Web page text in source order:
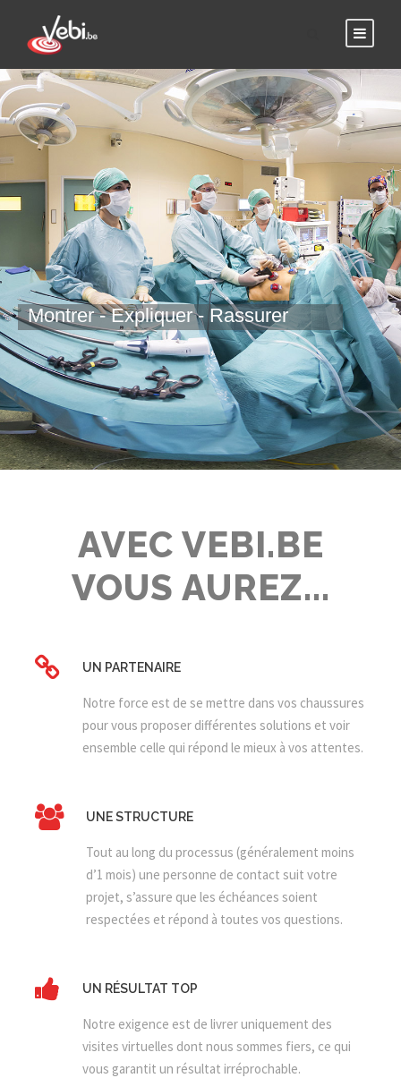
Montrer - Expliquer - Rassurer
AVEC VEBI.BE
VOUS AUREZ...
UN PARTENAIRE
Notre force est de se mettre dans vos chaussures
pour vous proposer différentes solutions et voir
ensemble celle qui répond le mieux à vos attentes.
UNE STRUCTURE
Tout au long du processus (généralement moins
d’1 mois) une personne de contact suit votre
projet, s’assure que les échéances soient
respectées et répond à toutes vos questions.
UN RÉSULTAT TOP
Notre exigence est de livrer uniquement des
visites virtuelles dont nous sommes fiers, ce qui
vous garantit un résultat irréprochable.